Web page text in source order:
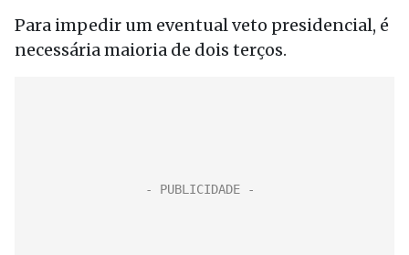
Para impedir um eventual veto presidencial, é
necessária maioria de dois terços.